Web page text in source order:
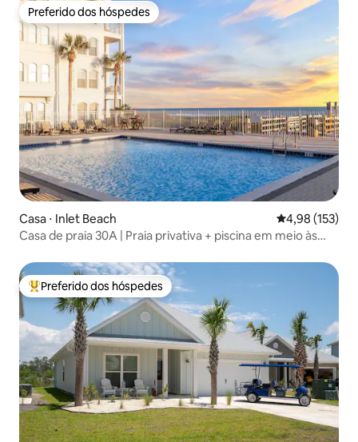
Preferido dos hóspedes
Preferido dos hóspedes
Casa ⋅ Inlet Beach 4,98 de uma
4,98 (153)
Casa de praia 30A | Praia privativa + piscina em meio às
Entre os melhores preferidos dos hóspedes
Preferido dos hóspedes